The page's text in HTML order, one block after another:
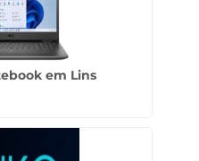
em Lins